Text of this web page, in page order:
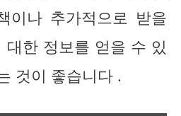
이나 추가적으로 받을
한 정보를 얻을 수 있
것이 좋습니다 .